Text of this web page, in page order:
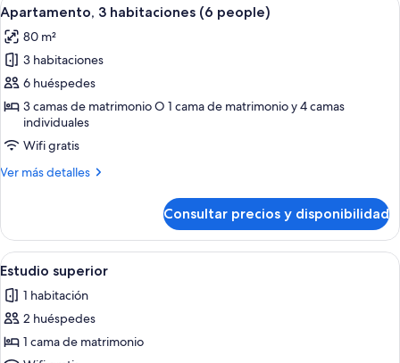
(5
people)
todas
las
fotos
de
Apartamento,
habitaciones
(6
6
Apartamento, 3 habitaciones (6 people)
80 m²
3 habitaciones
6 huéspedes
3 camas de matrimonio O 1 cama de matrimonio y 4 camas
individuales
Wifi gratis
Ver más detalles
Más
3
habitaciones
(6
Consultar precios y disponibilidad
Abrir
todas
las
fotos
de
Una habitación de hotel moderna
8
Estudio superior
1 habitación
2 huéspedes
1 cama de matrimonio